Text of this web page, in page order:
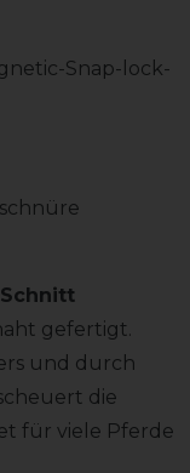
Snap-lock-
gefertigt.
und durch
die
für viele Pferde